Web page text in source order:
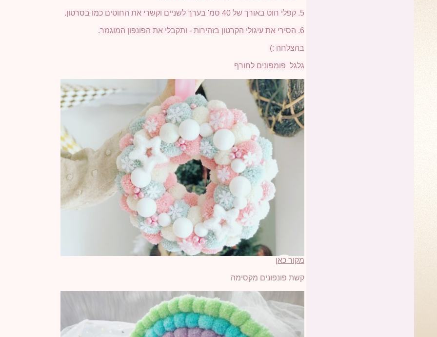
5. קפלי חוט באורך של 40 סמ' בערך לשניים וקשרי את החוטים כמו בסרטון.
6. הסירי את עיגולי הקרטון בזהירות - ותקבלי את הפונפון המוגמר.
בהצלחה :)
גלגל פומפונים לחורף
מקור כאן
קשת פונפונים מקסימה